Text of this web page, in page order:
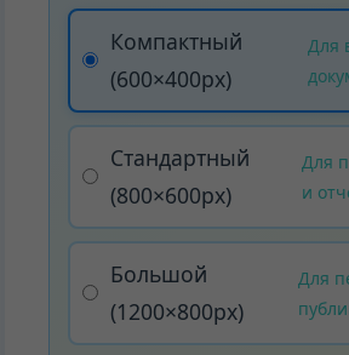
Компактный
(600×400px)
Для
Стандартный
(800×600px)
Для
и
Большой
(1200×800px)
Для